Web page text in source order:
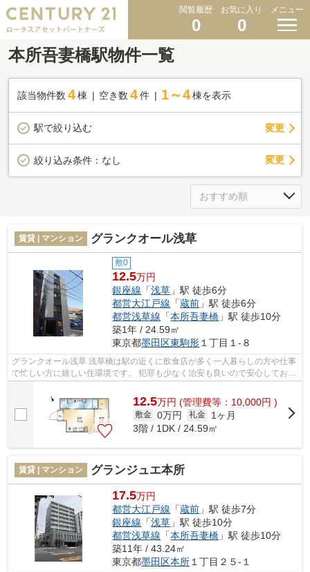
閲覧履歴
0
お気に入り
0
メニュー
本所吾妻橋駅物件一覧
該当物件数 4棟 空き数 4 件 1～4 棟を表示
駅で絞り込む 変更
絞り込み条件： なし 変更
賃貸 | マンション グランクオール浅草
敷0
12.5万円
銀座線 「浅草 」駅 徒歩6分
都営大江戸線 「蔵前 」駅 徒歩6分
都営浅草線 「本所吾妻橋 」駅 徒歩10分
築1年 / 24.59㎡
東京都墨田区東駒形１丁目１-８
グランクオール浅草 浅草橋は駅の近くに飲食店が多く一人暮らしの方や仕事
で忙しい方に嬉しい住環境です。 犯罪も少なく治安も良いので安心してお住
12.5万円 (管理費等：10,000円 )
敷金 0万円 礼金
1ヶ月
3階 / 1DK / 24.59㎡
賃貸 | マンション グランジュエ本所
17.5万円
都営大江戸線 「蔵前 」駅 徒歩7分
銀座線 「浅草 」駅 徒歩10分
都営浅草線 「本所吾妻橋 」駅 徒歩10分
築11年 / 43.24㎡
東京都墨田区本所 １丁目２５-１